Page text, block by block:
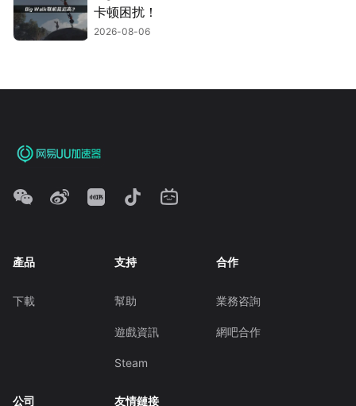
卡顿困扰！
2026-08-06
產品
下載
支持
幫助
遊戲資訊
Steam
合作
業務咨詢
網吧合作
公司 友情鏈接